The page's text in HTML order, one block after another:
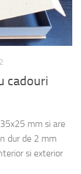
cadouri
mm si are
dur de 2 mm
si exterior